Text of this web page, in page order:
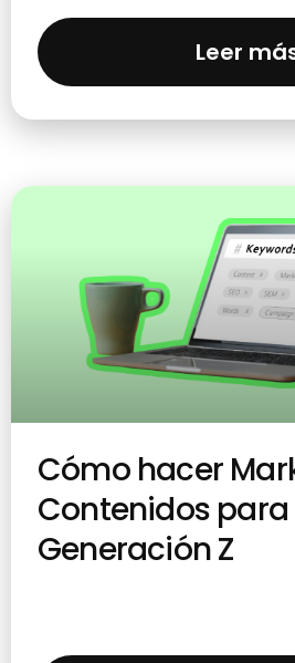
Leer
Cómo hacer
Contenidos para
Generación Z